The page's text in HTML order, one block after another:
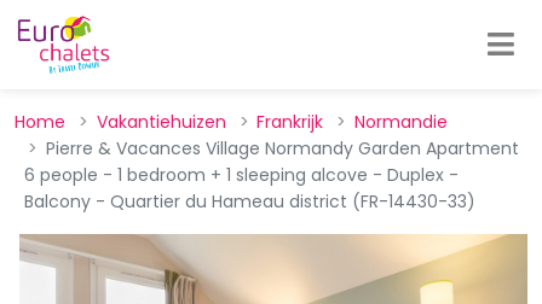
Home Vakantiehuizen Frankrijk
Normandie
Pierre & Vacances Village Normandy Garden Apartment
6 people - 1 bedroom + 1 sleeping alcove - Duplex -
Balcony - Quartier du Hameau district (FR-14430-33)